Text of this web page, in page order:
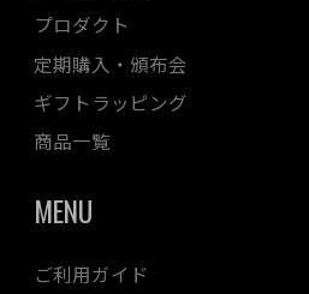
プロダクト
定期購入・頒布会
ギフトラッピング
商品一覧
MENU
ご利用ガイド